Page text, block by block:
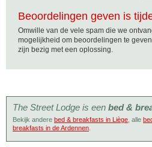
Beoordelingen geven is
Omwille van de vele spam die we
mogelijkheid om beoordelingen te
zijn bezig met een oplossing.
The Street Lodge is een bed &
Bekijk andere bed & breakfasts in Liège , alle
breakfasts in de Ardennen